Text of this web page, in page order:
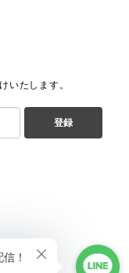
いたします。
登録